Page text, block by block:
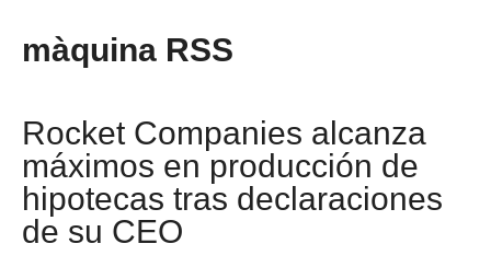
màquina RSS
Rocket Companies alcanza
máximos en producción de
hipotecas tras declaraciones
de su CEO